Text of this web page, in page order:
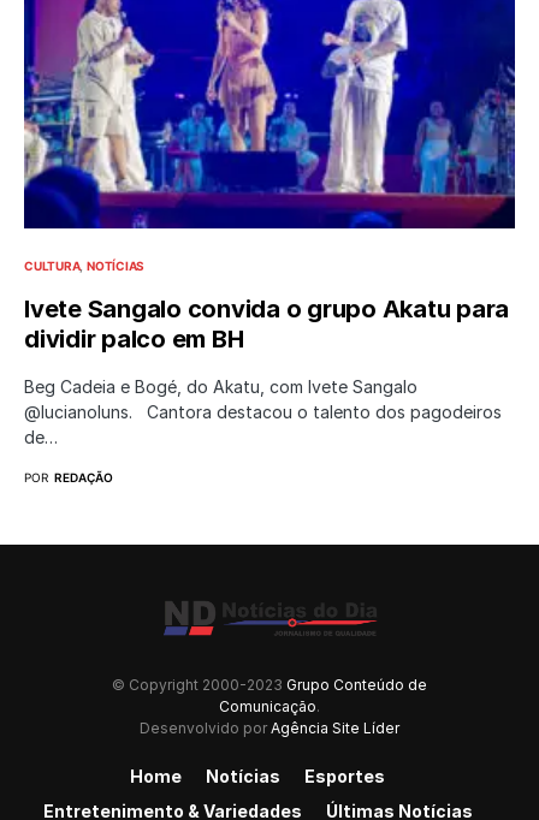
CULTURA NOTÍCIAS
Ivete Sangalo convida o grupo Akatu para
dividir palco em BH
Beg Cadeia e Bogé, do Akatu, com Ivete Sangalo
@lucianoluns. Cantora destacou o talento dos pagodeiros
de…
POR REDAÇÃO
© Copyright 2000-2023 Grupo Conteúdo de
Comunicação.
Desenvolvido por Agência Site Líder
Home Notícias
Esportes
Entretenimento & Variedades
Últimas Notícias